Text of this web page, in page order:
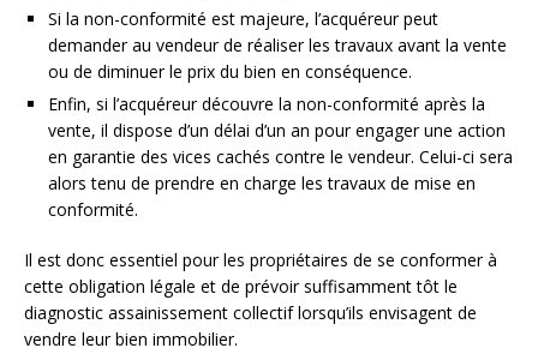
Si la non-conformité est majeure, l’acquéreur peut
demander au vendeur de réaliser les travaux avant la vente
ou de diminuer le prix du bien en conséquence.
Enfin, si l’acquéreur découvre la non-conformité après la
vente, il dispose d’un délai d’un an pour engager une action
en garantie des vices cachés contre le vendeur. Celui-ci sera
alors tenu de prendre en charge les travaux de mise en
conformité.
Il est donc essentiel pour les propriétaires de se conformer à
cette obligation légale et de prévoir suffisamment tôt le
diagnostic assainissement collectif lorsqu’ils envisagent de
vendre leur bien immobilier.